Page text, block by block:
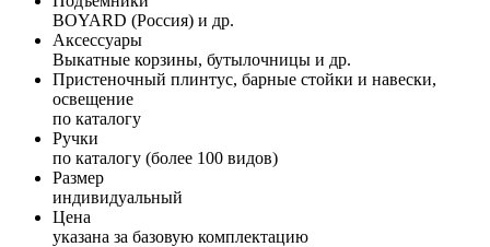
BOYARD (Россия) и др.
Аксессуары
Выкатные корзины, бутылочницы и др.
Пристеночный плинтус, барные стойки и навески,
освещение
по каталогу
Ручки
по каталогу (более 100 видов)
Размер
индивидуальный
Цена
указана за базовую комплектацию